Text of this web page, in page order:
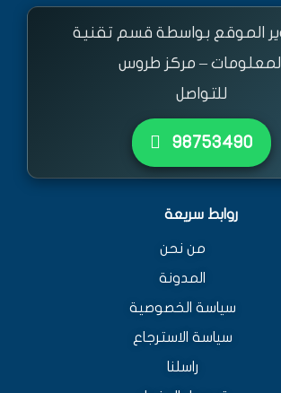
الموقع بواسطة قسم تقنية
المعلومات – مركز طروس
للتواصل
٩٨٧٥٣٤٩٠
روابط سريعة
من نحن
المدونة
سياسة الخصوصية
سياسة الاسترجاع
راسلنا